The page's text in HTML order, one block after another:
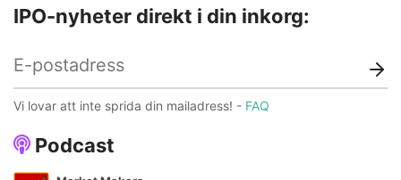
Podcast
IPO-nyheter direkt i din inkorg:
Vi lovar att inte sprida din mailadress! - FAQ